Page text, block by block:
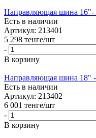
Направляющая шина 16"-
Есть в наличии
Артикул: 213401
5 298 тенге/шт
-
В корзину
Направляющая шина 18"
Есть в наличии
Артикул: 213402
6 001 тенге/шт
-
В корзину